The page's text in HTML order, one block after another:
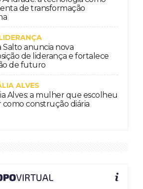
de transformação
Salto anuncia nova
de liderança e fortalece
de futuro
ALVES
Alves: a mulher que escolheu
como construção diária